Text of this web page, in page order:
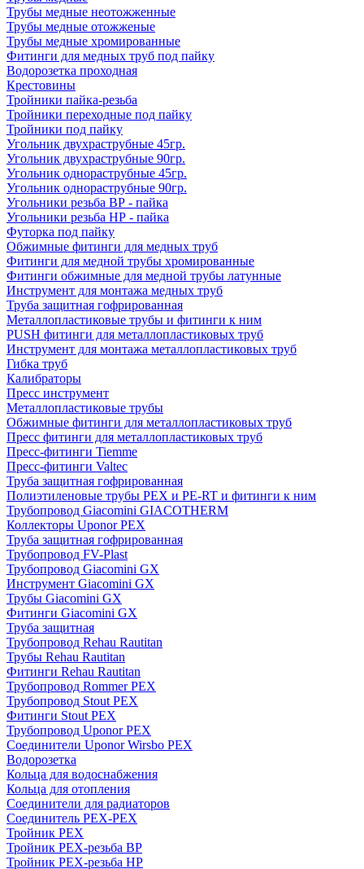
Трубы медные неотожженные
Трубы медные отожженые
Трубы медные хромированные
Фитинги для медных труб под пайку
Водорозетка проходная
Крестовины
Тройники пайка-резьба
Тройники переходные под пайку
Тройники под пайку
Угольник двухраструбные 45гр.
Угольник двухраструбные 90гр.
Угольник однораструбные 45гр.
Угольник однораструбные 90гр.
Угольники резьба ВР - пайка
Угольники резьба НР - пайка
Футорка под пайку
Обжимные фитинги для медных труб
Фитинги для медной трубы хромированные
Фитинги обжимные для медной трубы латунные
Инструмент для монтажа медных труб
Труба защитная гофрированная
Металлопластиковые трубы и фитинги к ним
PUSH фитинги для металлопластиковых труб
Инструмент для монтажа металлопластиковых труб
Гибка труб
Калибраторы
Пресс инструмент
Металлопластиковые трубы
Обжимные фитинги для металлопластиковых труб
Пресс фитинги для металлопластиковых труб
Пресс-фитинги Tiemme
Пресс-фитинги Valtec
Труба защитная гофрированная
Полиэтиленовые трубы PEX и PE-RT и фитинги к ним
Трубопровод Giacomini GIACOTHERM
Коллекторы Uponor PEX
Труба защитная гофрированная
Трубопровод FV-Plast
Трубопровод Giacomini GX
Инструмент Giacomini GX
Трубы Giacomini GX
Фитинги Giacomini GX
Труба защитная
Трубопровод Rehau Rautitan
Трубы Rehau Rautitan
Фитинги Rehau Rautitan
Трубопровод Rommer PEX
Трубопровод Stout PEX
Фитинги Stout PEX
Трубопровод Uponor PEX
Соединители Uponor Wirsbo PEX
Водорозетка
Кольца для водоснабжения
Кольца для отопления
Соединители для радиаторов
Соединитель PEX-PEX
Тройник PEX
Тройник PEX-резьба ВР
Тройник PEX-резьба НР